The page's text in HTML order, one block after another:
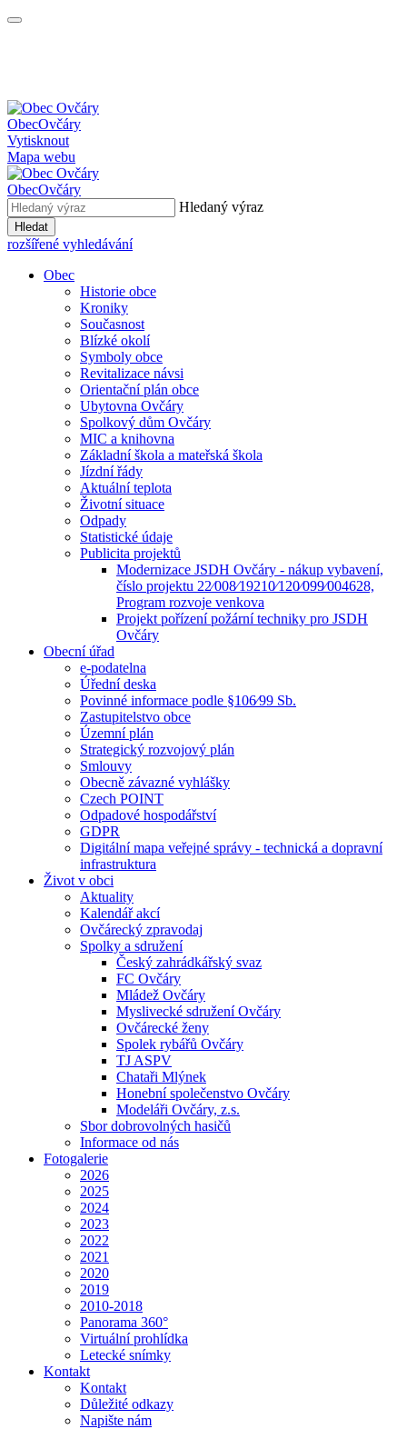
ObecOvčáry
Vytisknout
Mapa webu
ObecOvčáry
Hledaný výraz
Hledat
rozšířené vyhledávání
Obec
Historie obce
Kroniky
Současnost
Blízké okolí
Symboly obce
Revitalizace návsi
Orientační plán obce
Ubytovna Ovčáry
Spolkový dům Ovčáry
MIC a knihovna
Základní škola a mateřská škola
Jízdní řády
Aktuální teplota
Životní situace
Odpady
Statistické údaje
Publicita projektů
Modernizace JSDH Ovčáry - nákup vybavení,
číslo projektu 22⁄008⁄19210⁄120⁄099⁄004628,
Program rozvoje venkova
Projekt pořízení požární techniky pro JSDH
Ovčáry
Obecní úřad
e-podatelna
Úřední deska
Povinné informace podle §106⁄99 Sb.
Zastupitelstvo obce
Územní plán
Strategický rozvojový plán
Smlouvy
Obecně závazné vyhlášky
Czech POINT
Odpadové hospodářství
GDPR
Digitální mapa veřejné správy - technická a dopravní
infrastruktura
Život v obci
Aktuality
Kalendář akcí
Ovčárecký zpravodaj
Spolky a sdružení
Český zahrádkářský svaz
FC Ovčáry
Mládež Ovčáry
Myslivecké sdružení Ovčáry
Ovčárecké ženy
Spolek rybářů Ovčáry
TJ ASPV
Chataři Mlýnek
Honební společenstvo Ovčáry
Modeláři Ovčáry, z.s.
Sbor dobrovolných hasičů
Informace od nás
Fotogalerie
2026
2025
2024
2023
2022
2021
2020
2019
2010-2018
Panorama 360°
Virtuální prohlídka
Letecké snímky
Kontakt
Kontakt
Důležité odkazy
Napište nám